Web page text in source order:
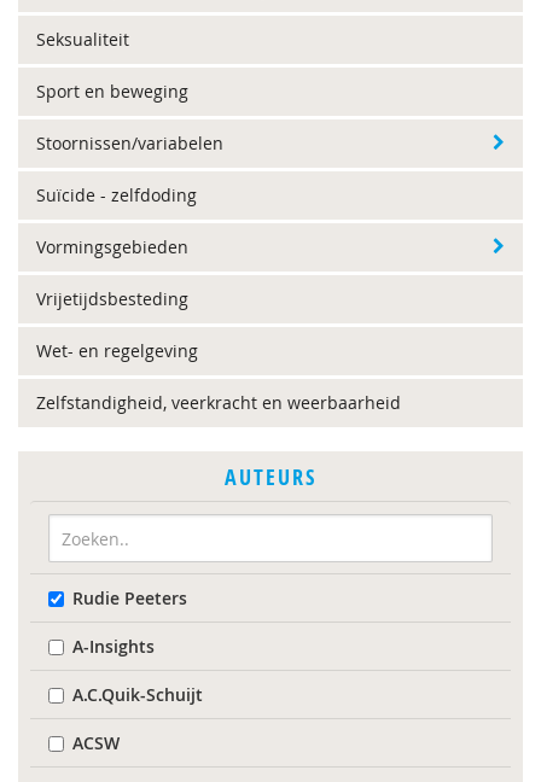
Seksualiteit
Sport en beweging
Stoornissen/variabelen
Suïcide - zelfdoding
Vormingsgebieden
Vrijetijdsbesteding
Wet- en regelgeving
Zelfstandigheid, veerkracht en weerbaarheid
AUTEURS
Rudie Peeters
A-Insights
A.C.Quik-Schuijt
ACSW